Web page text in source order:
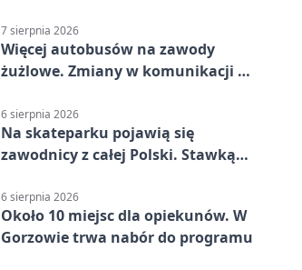
7 sierpnia 2026
Więcej autobusów na zawody
żużlowe. Zmiany w komunikacji w
6 sierpnia 2026
Na skateparku pojawią się
zawodnicy z całej Polski. Stawką
6 sierpnia 2026
Około 10 miejsc dla opiekunów. W
Gorzowie trwa nabór do programu